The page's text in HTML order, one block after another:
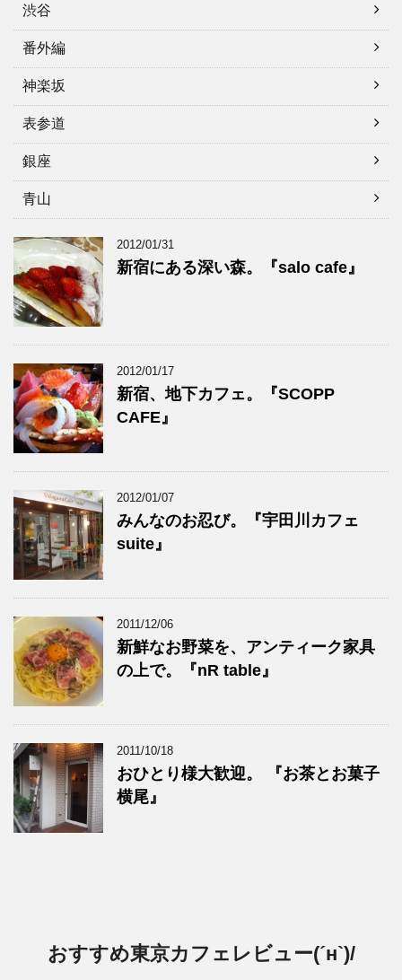
渋谷
番外編
神楽坂
表参道
銀座
青山
2012/01/31
新宿にある深い森。『salo cafe』
2012/01/17
新宿、地下カフェ。『SCOPP
CAFE』
2012/01/07
みんなのお忍び。『宇田川カフェ
suite』
2011/12/06
新鮮なお野菜を、アンティーク家具
の上で。『nR table』
2011/10/18
おひとり様大歓迎。 『お茶とお菓子
横尾』
おすすめ東京カフェレビュー(´н`)/